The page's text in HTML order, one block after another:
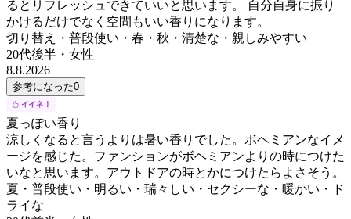
るとリフレッシュできていいと思います。 自分自身に振り
かけるだけでなく空間もいい香りになります。
切り替え・普段使い・春・秋・清楚な・親しみやすい
20代後半 ・ 女性
8.8.2026
参考になった0
夏っぽい香り
涼しくなると言うよりは暑い香りでした。ボヘミアンなイメ
ージを感じた。ファンションがボヘミアンよりの時につけた
いなと思います。アウトドアの時とかにつけたらよさそう。
夏・普段使い・明るい・瑞々しい・セクシーな・暖かい・ド
ライな